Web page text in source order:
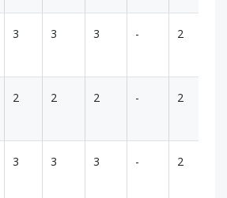
3 3 3 - 2
2 2 2 - 2
3 3 3 - 2